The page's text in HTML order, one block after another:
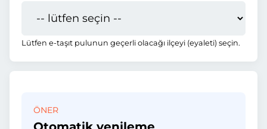
Lütfen e-taşıt pulunun geçerli olacağı ilçeyi (eyaleti) seçin.
ÖNER